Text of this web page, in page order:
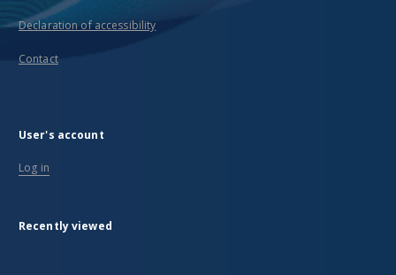
Declaration of accessibility
Contact
User's account
Log in
Recently viewed